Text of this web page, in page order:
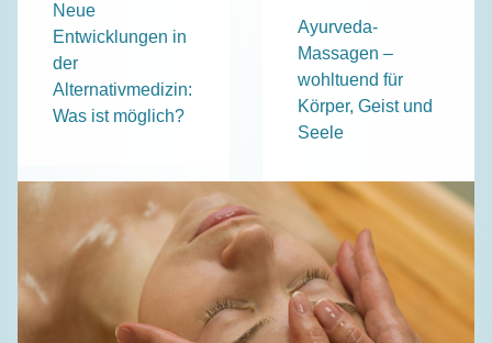
Neue
Entwicklungen in
der
Alternativmedizin:
Was ist möglich?
Ayurveda-
Massagen –
wohltuend für
Körper, Geist und
Seele